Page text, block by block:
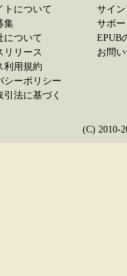
トについて
集
について
リリース
利用規約
シーポリシー
引法に基づく
サイ
サポ
EPUB
お問
(C) 2010-